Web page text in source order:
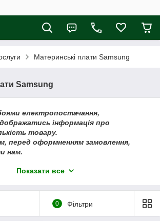
Материнські плати Samsung
Samsung
електропостачання,
інформація про
товару.
перед оформненням замовлення,
нам.
Показати все
0 Фільтри